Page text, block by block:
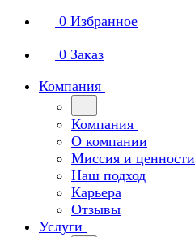
0 Избранное
0 Заказ
Компания
Компания
О компании
Миссия и ценности
Наш подход
Карьера
Отзывы
Услуги